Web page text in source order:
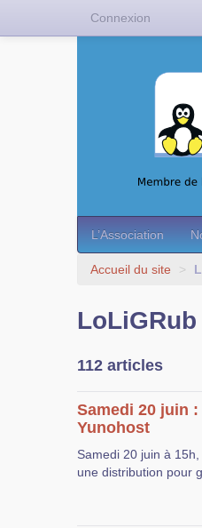
L’Association
Accueil du site >
LoLiGRub
112 articles
Samedi 20 juin
Yunohost
Samedi 20 juin à
une distribution pour
Connexion